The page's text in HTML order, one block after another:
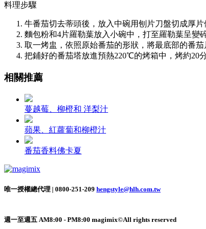
料理步驟
牛番茄切去蒂頭後，放入中碗用刨片刀盤切成厚片
麵包粉和4片羅勒葉放入小碗中，打至羅勒葉呈變
取一烤盅，依照原始番茄的形狀，將最底部的番
把鋪好的番茄塔放進預熱220℃的烤箱中，烤約20
相關推薦
蔓越莓、柳橙和 洋梨汁
蘋果、紅蘿蔔和柳橙汁
番茄香料佛卡夏
唯一授權總代理 | 0800-251-209 hengstyle@hlh.com.tw
週一至週五 AM8:00 - PM8:00 magimix©All rights reserved